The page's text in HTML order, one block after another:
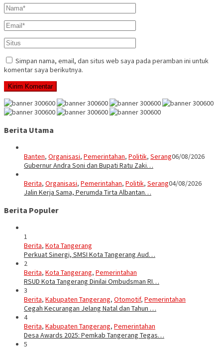
Simpan nama, email, dan situs web saya pada peramban ini untuk
komentar saya berikutnya.
Berita Utama
Banten, Organisasi, Pemerintahan, Politik, Serang06/08/2026
Gubernur Andra Soni dan Bupati Ratu Zaki…
Berita, Organisasi, Pemerintahan, Politik, Serang04/08/2026
Jalin Kerja Sama, Perumda Tirta Albantan…
Berita Populer
1
Berita, Kota Tangerang
Perkuat Sinergi, SMSI Kota Tangerang Aud…
2
Berita, Kota Tangerang, Pemerintahan
RSUD Kota Tangerang Dinilai Ombudsman RI…
3
Berita, Kabupaten Tangerang, Otomotif, Pemerintahan
Cegah Kecurangan Jelang Natal dan Tahun …
4
Berita, Kabupaten Tangerang, Pemerintahan
Desa Awards 2025: Pemkab Tangerang Tegas…
5